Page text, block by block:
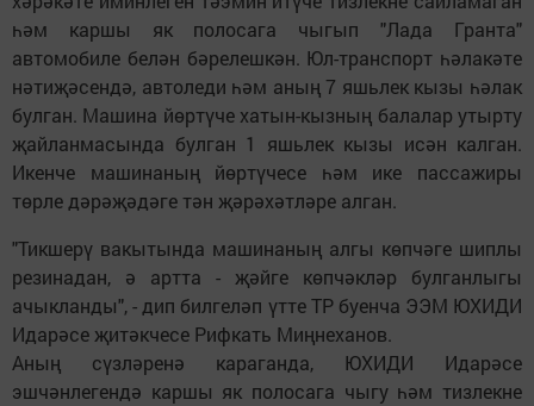
һәм каршы як полосага чыгып "Лада Гранта"
автомобиле белән бәрелешкән. Юл-транспорт һәлакәте
нәтиҗәсендә, автоледи һәм аның 7 яшьлек кызы һәлак
булган. Машина йөртүче хатын-кызның балалар утырту
җайланмасында булган 1 яшьлек кызы исән калган.
Икенче машинаның йөртүчесе һәм ике пассажиры
төрле дәрәҗәдәге тән җәрәхәтләре алган.
"Тикшерү вакытында машинаның алгы көпчәге шиплы
резинадан, ә артта - җәйге көпчәкләр булганлыгы
ачыкланды", - дип билгеләп үтте ТР буенча ЭЭМ ЮХИДИ
Идарәсе җитәкчесе Рифкать Миңнеханов.
Аның сүзләренә караганда, ЮХИДИ Идарәсе
эшчәнлегендә каршы як полосага чыгу һәм тизлекне